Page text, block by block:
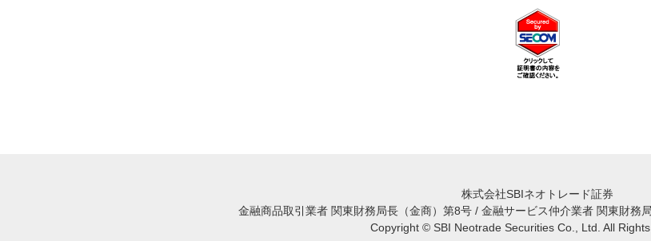
株式会社SBIネオトレード証券
金融商品取引業者 関東財務局長（金商）第8号 / 金融サービス仲介業者 関東財務
Copyright © SBI Neotrade Securities Co., Ltd. All Rights